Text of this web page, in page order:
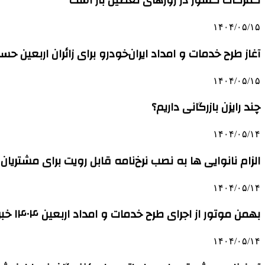
۱۴۰۴/۰۵/۱۵
آغاز طرح خدمات و امداد ایران‌خودرو برای زائران اربعین
۱۴۰۴/۰۵/۱۵
چند رایزن بازرگانی داریم؟
۱۴۰۴/۰۵/۱۴
الزام نانوایی ها به نصب نرخ‌نامه قابل رویت برای مشتریان
۱۴۰۴/۰۵/۱۴
بهمن موتور از اجرای طرح خدمات و امداد اربعین ۱۴۰۴ خبر داد
۱۴۰۴/۰۵/۱۴